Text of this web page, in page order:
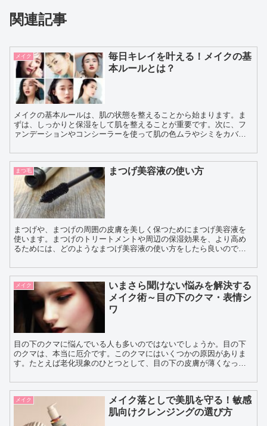
関連記事
メイク
毎日キレイを叶える！メイクの基
本ルールとは？
メイクの基本ルールは、肌の状態を整えることから始まります。ま
ずは、しっかりと保湿をして肌を整えることが重要です。次に、フ
ァンデーションやコンシーラーを使って肌の色ムラやシミをカバー
ご...
まつ毛 まつげ美容液の使い方
まつげや、まつげの周囲の皮膚を美しく保つためにまつげ美容液を
使います。まつげのトリートメントや周辺の保湿効果を、より高め
るためには、どのようなまつげ美容液の使い方をしたら良いのでし
メイク
いまさら聞けない悩みを解決する
メイク術～目の下のクマ・表情シ
ワ
目の下のクマに悩んでいる人も多いのではないでしょうか。目の下
のクマは、本当に厄介です。このクマにはいくつかの原因がありま
す。たとえば老化現象のひとつとして、目の下の皮膚が薄くなって
自...
メイク
メイク落としで美肌を守る！敏感
肌向けクレンジングの選び方